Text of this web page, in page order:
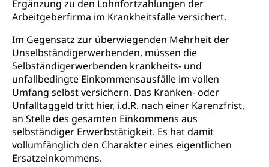
Ergänzung zu den Lohnfortzahlungen der
Arbeitgeberfirma im Krankheitsfalle versichert.
Im Gegensatz zur überwiegenden Mehrheit der
Unselbständigerwerbenden, müssen die
Selbständigerwerbenden krankheits- und
unfallbedingte Einkommensausfälle im vollen
Umfang selbst versichern. Das Kranken- oder
Unfalltaggeld tritt hier, i.d.R. nach einer Karenzfrist,
an Stelle des gesamten Einkommens aus
selbständiger Erwerbstätigkeit. Es hat damit
vollumfänglich den Charakter eines eigentlichen
Ersatzeinkommens.
Schlichtungsbehörde Gleichstellung
Kosten im Zivilprozess
Bankrott, Schulden, Zahlungsunfähigkeit, Pfändung
Schulden (gruezi.lu.ch)
Betreibungsämter
Betreibungsverfahren
Konkursämter
Demokratie
Regierungsform, Stimm- und Wahlrecht,
Stimmrecht, Abstimmungen, Wahlen, politische
Parteien, Grundfreiheiten, Pluralismus
Volksrechte
Kantonale Steuern
Finanzausgleich, Einkommenssteuer, Kopfsteuer,
Personalsteuer, Haushaltssteuer, Vermögenssteuer,
Verrechnungssteuer, Quellensteuer,
Grundstückgewinnsteuer, Liegenschaftssteuer,